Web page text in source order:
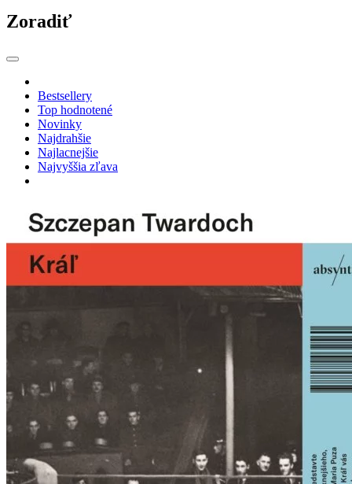
Zoradiť
Bestsellery
Top hodnotené
Novinky
Najdrahšie
Najlacnejšie
Najvyššia zľava